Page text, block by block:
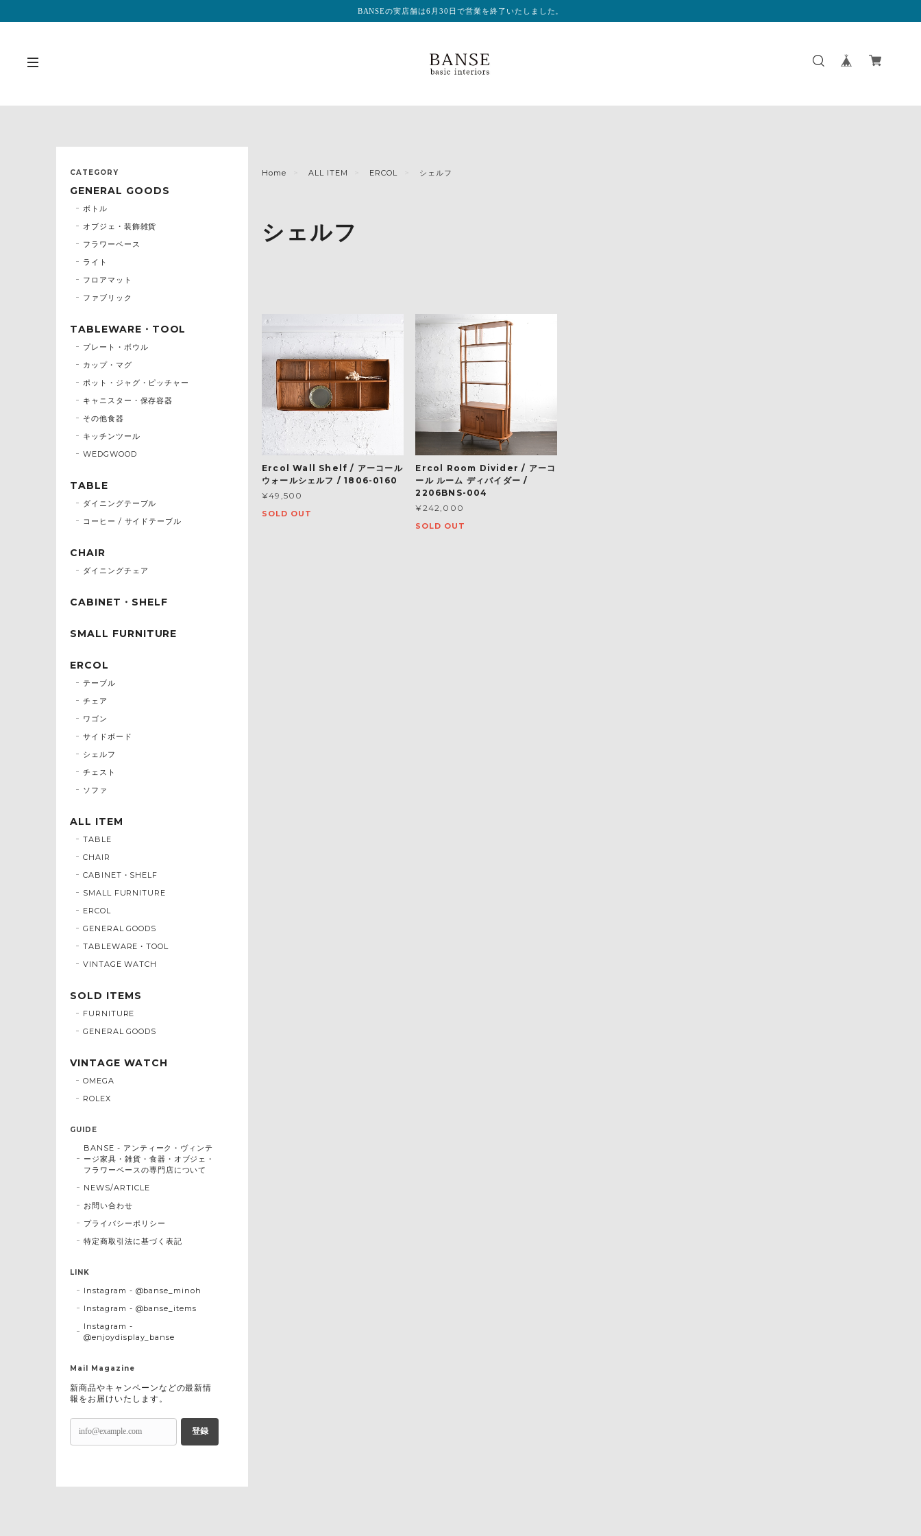
BANSEの実店舗は6月30日で営業を終了いたしました。
Home ALL ITEM ERCOL シェルフ
シェルフ
Ercol Wall Shelf / アーコール
ウォールシェルフ / 1806-0160
¥49,500
SOLD OUT
Ercol Room Divider / アーコ
ール ルーム ディバイダー /
2206BNS-004
¥242,000
SOLD OUT
CATEGORY
GENERAL GOODS
ボトル
オブジェ・装飾雑貨
フラワーベース
ライト
フロアマット
ファブリック
TABLEWARE・TOOL
プレート・ボウル
カップ・マグ
ポット・ジャグ・ピッチャー
キャニスター・保存容器
その他食器
キッチンツール
WEDGWOOD
TABLE
ダイニングテーブル
コーヒー / サイドテーブル
CHAIR
ダイニングチェア
CABINET・SHELF
SMALL FURNITURE
ERCOL
テーブル
チェア
ワゴン
サイドボード
シェルフ
チェスト
ソファ
ALL ITEM
TABLE
CHAIR
CABINET・SHELF
SMALL FURNITURE
ERCOL
GENERAL GOODS
TABLEWARE・TOOL
VINTAGE WATCH
SOLD ITEMS
FURNITURE
GENERAL GOODS
VINTAGE WATCH
OMEGA
ROLEX
GUIDE
BANSE - アンティーク・ヴィンテ
ージ家具・雑貨・食器・オブジェ・
フラワーベースの専門店について
NEWS/ARTICLE
お問い合わせ
プライバシーポリシー
特定商取引法に基づく表記
LINK
Instagram - @banse_minoh
Instagram - @banse_items
Instagram -
@enjoydisplay_banse
Mail Magazine
新商品やキャンペーンなどの最新情
報をお届けいたします。
登録